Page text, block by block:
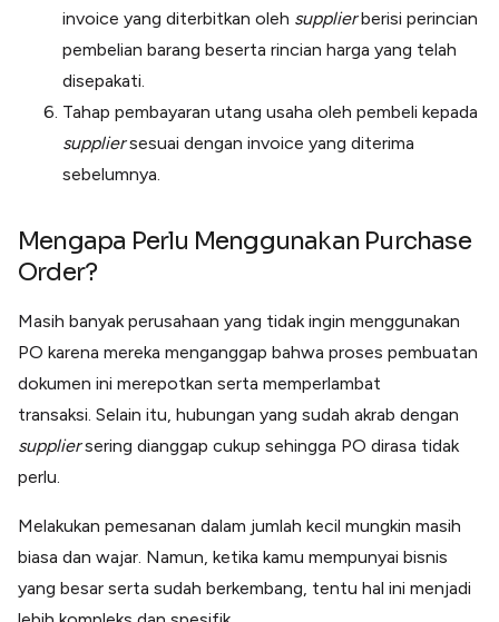
invoice yang diterbitkan oleh supplierberisi perincian
pembelian barang beserta rincian harga yang telah
disepakati.
Tahap pembayaran utang usaha oleh pembeli kepada
suppliersesuai dengan invoice yang diterima
sebelumnya.
Mengapa Perlu Menggunakan Purchase
Order?
Masih banyak perusahaan yang tidak ingin menggunakan
PO karena mereka menganggap bahwa proses pembuatan
dokumen ini merepotkan serta memperlambat
transaksi. Selain itu, hubungan yang sudah akrab dengan
suppliersering dianggap cukup sehingga PO dirasa tidak
perlu.
Melakukan pemesanan dalam jumlah kecil mungkin masih
biasa dan wajar. Namun, ketika kamu mempunyai bisnis
yang besar serta sudah berkembang, tentu hal ini menjadi